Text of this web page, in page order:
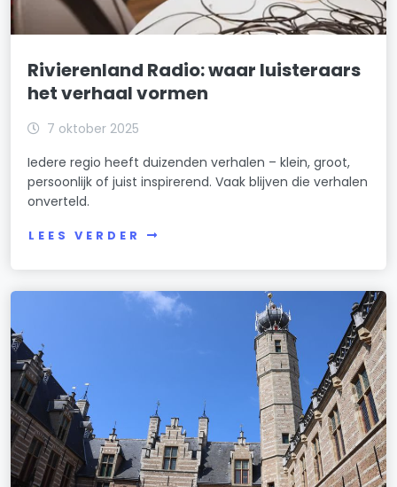
Rivierenland Radio: waar luisteraars
het verhaal vormen
7 oktober 2025
Iedere regio heeft duizenden verhalen – klein, groot,
persoonlijk of juist inspirerend. Vaak blijven die verhalen
onverteld.
LEES VERDER